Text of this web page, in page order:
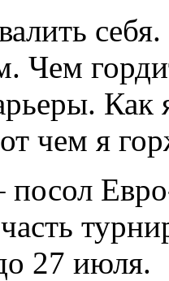
Чем
Как
чем я
посол
27 июля.